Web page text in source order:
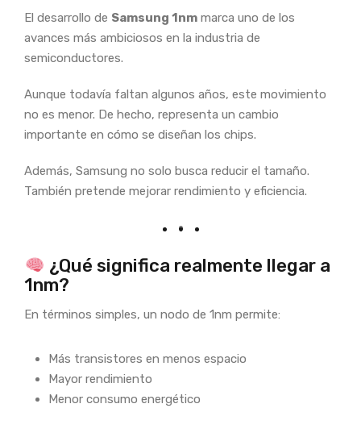
El desarrollo de Samsung 1nm marca uno de los
avances más ambiciosos en la industria de
semiconductores.
Aunque todavía faltan algunos años, este movimiento
no es menor. De hecho, representa un cambio
importante en cómo se diseñan los chips.
Además, Samsung no solo busca reducir el tamaño.
También pretende mejorar rendimiento y eficiencia.
¿Qué significa realmente llegar a
1nm?
En términos simples, un nodo de 1nm permite:
Más transistores en menos espacio
Mayor rendimiento
Menor consumo energético